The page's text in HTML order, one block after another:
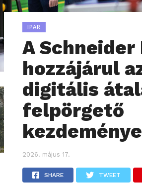
IPAR
A
hozzájárul
digitális
felpörgető
2026. május 17.
SHARE TWEET